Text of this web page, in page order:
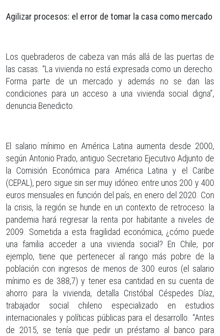
Agilizar procesos: el error de tomar la casa como mercado
Los quebraderos de cabeza van más allá de las puertas de
las casas. “La vivienda no está expresada como un derecho.
Forma parte de un mercado y además no se dan las
condiciones para un acceso a una vivienda social digna”,
denuncia Benedicto.
El salario mínimo en América Latina aumenta desde 2000,
según Antonio Prado, antiguo Secretario Ejecutivo Adjunto de
la Comisión Económica para América Latina y el Caribe
(CEPAL), pero sigue sin ser muy idóneo: entre unos 200 y 400
euros mensuales en función del país, en enero del 2020. Con
la crisis, la región se hunde en un contexto de retroceso: la
pandemia hará regresar la renta por habitante a niveles de
2009. Sometida a esta fragilidad económica, ¿cómo puede
una familia acceder a una vivienda social? En Chile, por
ejemplo, tiene que pertenecer al rango más pobre de la
población con ingresos de menos de 300 euros (el salario
mínimo es de 388,7) y tener esa cantidad en su cuenta de
ahorro para la vivienda, detalla Cristóbal Céspedes Díaz,
trabajador social chileno especializado en estudios
internacionales y políticas públicas para el desarrollo. “Antes
de 2015, se tenía que pedir un préstamo al banco para